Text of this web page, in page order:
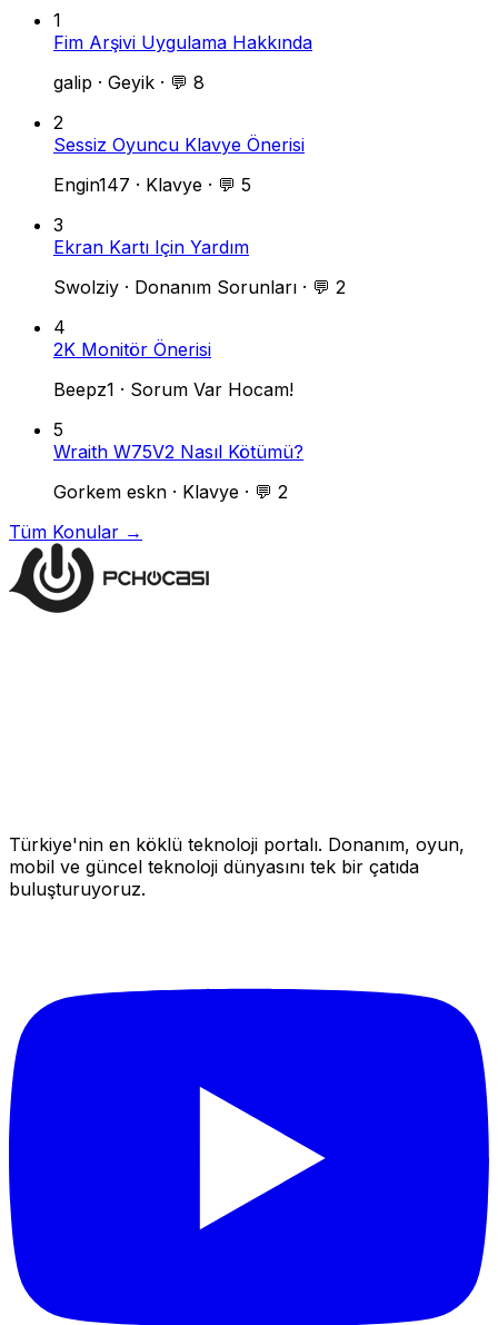
1
Fim Arşivi Uygulama Hakkında
galip · Geyik · 💬 8
2
Sessiz Oyuncu Klavye Önerisi
Engin147 · Klavye · 💬 5
3
Ekran Kartı Için Yardım
Swolziy · Donanım Sorunları · 💬 2
4
2K Monitör Önerisi
Beepz1 · Sorum Var Hocam!
5
Wraith W75V2 Nasıl Kötümü?
Gorkem eskn · Klavye · 💬 2
Tüm Konular →
Türkiye'nin en köklü teknoloji portalı. Donanım, oyun,
mobil ve güncel teknoloji dünyasını tek bir çatıda
buluşturuyoruz.